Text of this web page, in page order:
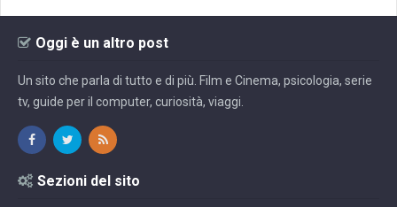
Oggi è un altro post
Un sito che parla di tutto e di più. Film e Cinema, psicologia, serie
tv, guide per il computer, curiosità, viaggi.
Sezioni del sito